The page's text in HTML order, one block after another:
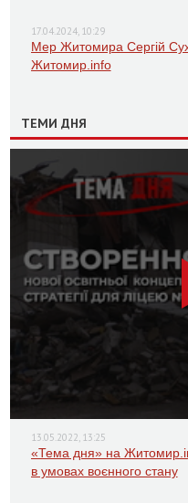
17.04.2024, 10:29
Мер Житомира Сергій
Житомир.info
ТЕМИ ДНЯ
13.05.2022, 13:25
«Тема дня» на
в умовах воєнного стану